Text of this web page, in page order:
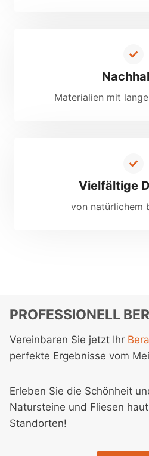
Materialien mit
Vielfältige
von natürlichem
PROFESSIONELL
Vereinbaren Sie jetzt Ihr
perfekte Ergebnisse vom
Erleben Sie die Schönheit
Natursteine und Fliesen
Standorten!